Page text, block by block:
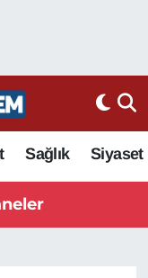
Sağlık Siyaset